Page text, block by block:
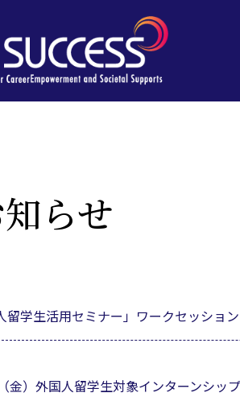
らせ
学生活用セミナー」ワークセッション
）外国人留学生対象インターンシッ